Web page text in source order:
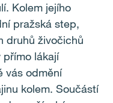
Kolem jejího
pražská step,
druhů živočichů
přímo lákají
vás odmění
kolem. Součástí